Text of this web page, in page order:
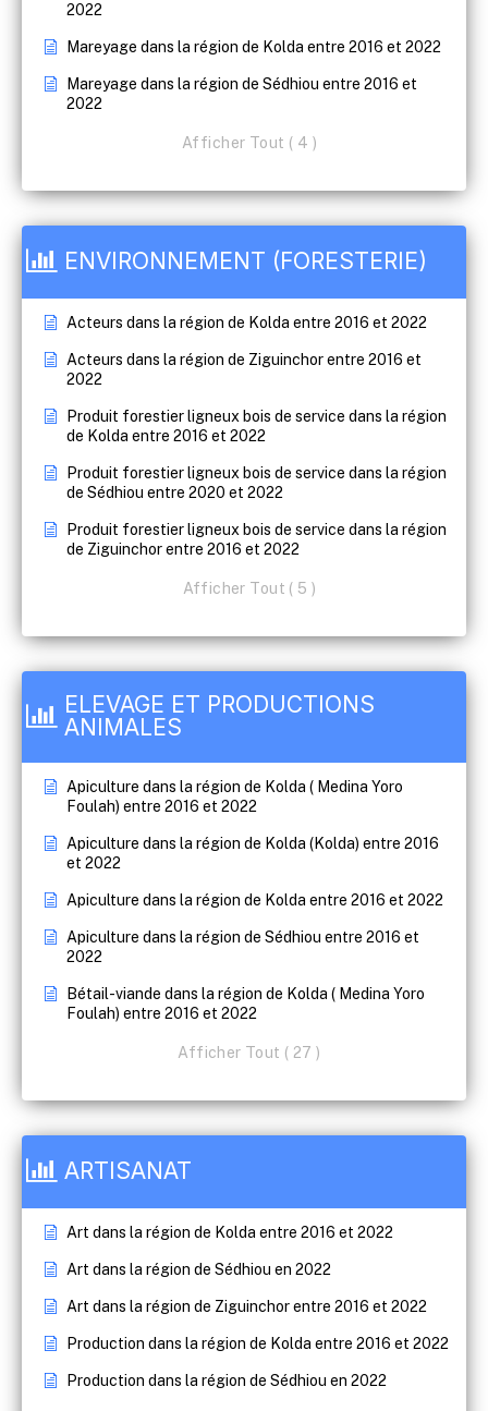
2022
Mareyage dans la région de Kolda entre 2016 et 2022
Mareyage dans la région de Sédhiou entre 2016 et
2022
Afficher Tout ( 4 )
ENVIRONNEMENT (FORESTERIE)
Acteurs dans la région de Kolda entre 2016 et 2022
Acteurs dans la région de Ziguinchor entre 2016 et
2022
Produit forestier ligneux bois de service dans la région
de Kolda entre 2016 et 2022
Produit forestier ligneux bois de service dans la région
de Sédhiou entre 2020 et 2022
Produit forestier ligneux bois de service dans la région
de Ziguinchor entre 2016 et 2022
Afficher Tout ( 5 )
ELEVAGE ET PRODUCTIONS
ANIMALES
Apiculture dans la région de Kolda ( Medina Yoro
Foulah) entre 2016 et 2022
Apiculture dans la région de Kolda (Kolda) entre 2016
et 2022
Apiculture dans la région de Kolda entre 2016 et 2022
Apiculture dans la région de Sédhiou entre 2016 et
2022
Bétail-viande dans la région de Kolda ( Medina Yoro
Foulah) entre 2016 et 2022
Afficher Tout ( 27 )
ARTISANAT
Art dans la région de Kolda entre 2016 et 2022
Art dans la région de Sédhiou en 2022
Art dans la région de Ziguinchor entre 2016 et 2022
Production dans la région de Kolda entre 2016 et 2022
Production dans la région de Sédhiou en 2022